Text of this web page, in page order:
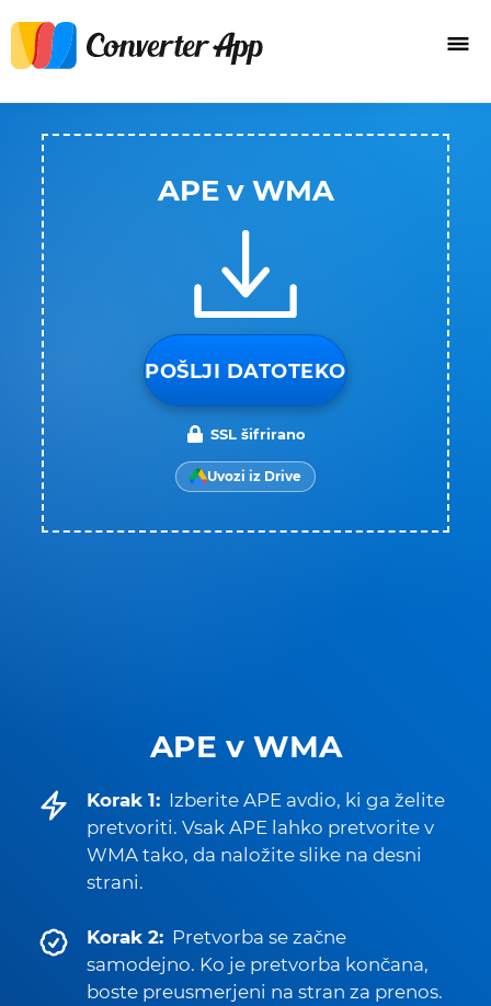
APE v WMA
Korak 1: Izberite APE avdio, ki ga želite
pretvoriti. Vsak APE lahko pretvorite v
WMA tako, da naložite slike na desni
strani.
Korak 2: Pretvorba se začne
samodejno. Ko je pretvorba končana,
boste preusmerjeni na stran za prenos.
APE v WMA
POŠLJI DATOTEKO
SSL šifrirano
Uvozi iz Drive